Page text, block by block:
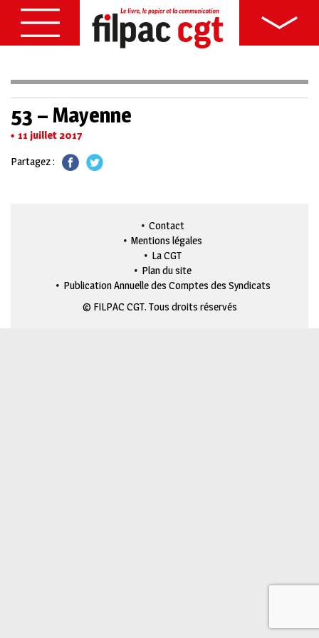
53 – Mayenne
11 juillet 2017
Partagez :
Contact
Mentions légales
La CGT
Plan du site
Publication Annuelle des Comptes des Syndicats
© FILPAC CGT. Tous droits réservés